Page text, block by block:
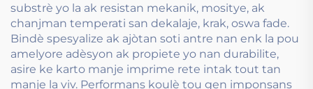
substrè yo la ak resistan mekanik, mositye, ak
chanjman temperati san dekalaje, krak, oswa fade.
Bindè spesyalize ak ajòtan soti antre nan enk la pou
amelyore adèsyon ak propiete yo nan durabilite,
asire ke karto manje imprime rete intak tout tan
manje la viv. Performans koulè tou gen imponsans